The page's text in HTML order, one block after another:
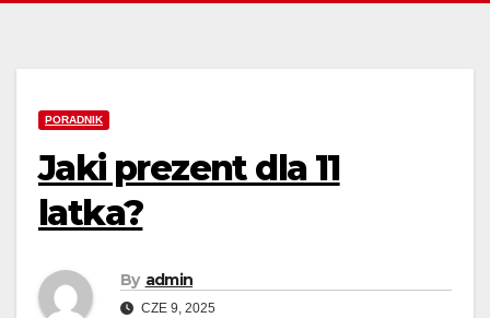
PORADNIK
Jaki prezent dla 11
latka?
By admin
CZE 9, 2025